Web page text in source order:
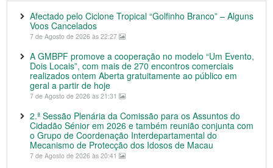
Afectado pelo Ciclone Tropical “Golfinho Branco” – Alguns
Voos Cancelados
7 de Agosto de 2026 às 22:27
A GMBPF promove a cooperação no modelo “Um Evento,
Dois Locais”, com mais de 270 encontros comerciais
realizados ontem Aberta gratuitamente ao público em
geral a partir de hoje
7 de Agosto de 2026 às 21:31
2.ª Sessão Plenária da Comissão para os Assuntos do
Cidadão Sénior em 2026 e também reunião conjunta com
o Grupo de Coordenação Interdepartamental do
Mecanismo de Protecção dos Idosos de Macau
7 de Agosto de 2026 às 20:41